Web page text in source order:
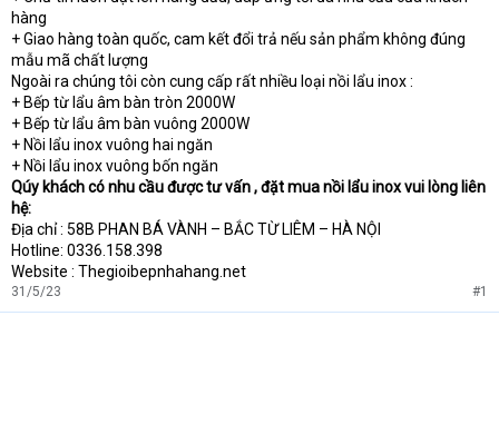
hàng
+ Giao hàng toàn quốc, cam kết đổi trả nếu sản phẩm không đúng
mẫu mã chất lượng
Ngoài ra chúng tôi còn cung cấp rất nhiều loại nồi lẩu inox :
+ Bếp từ lẩu âm bàn tròn 2000W
+ Bếp từ lẩu âm bàn vuông 2000W
+ Nồi lẩu inox vuông hai ngăn
+ Nồi lẩu inox vuông bốn ngăn
Qúy khách có nhu cầu được tư vấn , đặt mua nồi lẩu inox vui lòng liên
hệ:
Địa chỉ : 58B PHAN BÁ VÀNH – BẮC TỪ LIÊM – HÀ NỘI
Hotline: 0336.158.398
Website : Thegioibepnhahang.net
31/5/23 #1